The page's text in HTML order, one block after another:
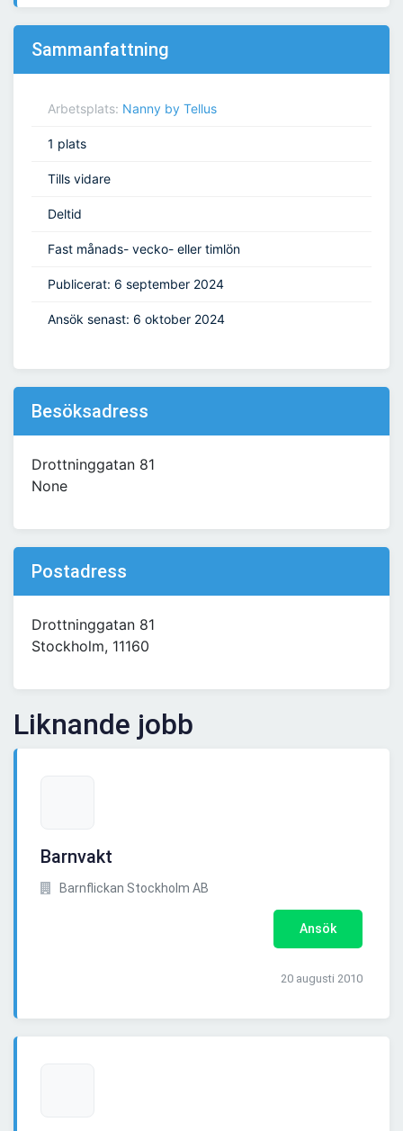
Sammanfattning
Arbetsplats: Nanny by Tellus
1 plats
Tills vidare
Deltid
Fast månads- vecko- eller timlön
Publicerat: 6 september 2024
Ansök senast: 6 oktober 2024
Besöksadress
Drottninggatan 81
None
Postadress
Drottninggatan 81
Stockholm, 11160
Liknande jobb
Barnvakt
Barnflickan Stockholm AB
Ansök
20 augusti 2010